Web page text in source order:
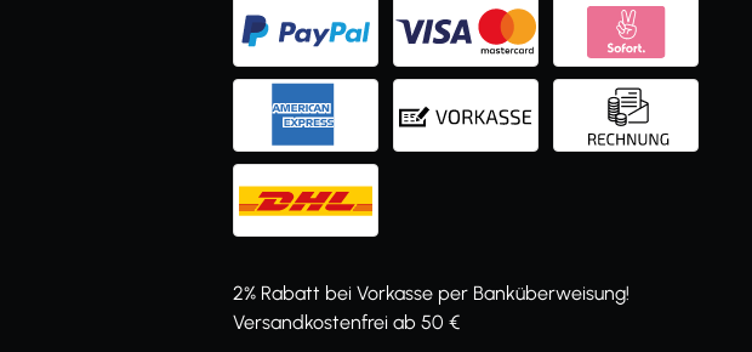
2% Rabatt bei Vorkasse per Banküberweisung!
Versandkostenfrei ab 50 €